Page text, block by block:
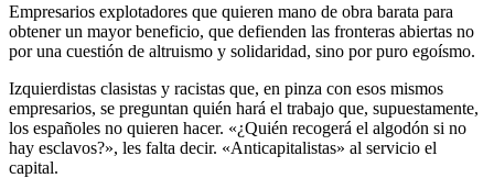
Empresarios explotadores que quieren mano de obra barata para
obtener un mayor beneficio, que defienden las fronteras abiertas no
por una cuestión de altruismo y solidaridad, sino por puro egoísmo.
Izquierdistas clasistas y racistas que, en pinza con esos mismos
empresarios, se preguntan quién hará el trabajo que, supuestamente,
los españoles no quieren hacer. «¿Quién recogerá el algodón si no
hay esclavos?», les falta decir. «Anticapitalistas» al servicio el
capital.